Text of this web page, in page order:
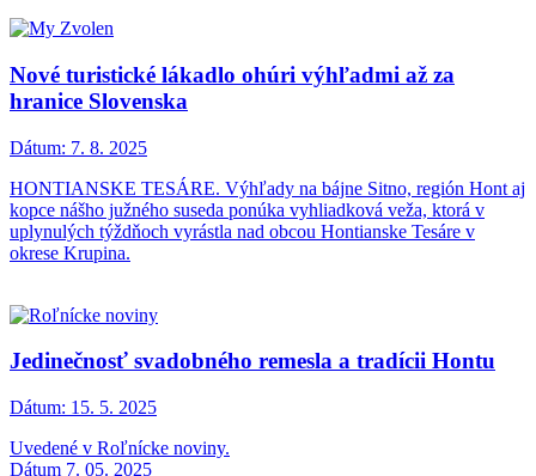
Nové turistické lákadlo ohúri výhľadmi až za
hranice Slovenska
Dátum: 7. 8. 2025
HONTIANSKE TESÁRE. Výhľady na bájne Sitno, región Hont aj
kopce nášho južného suseda ponúka vyhliadková veža, ktorá v
uplynulých týždňoch vyrástla nad obcou Hontianske Tesáre v
okrese Krupina.
Jedinečnosť svadobného remesla a tradícii Hontu
Dátum: 15. 5. 2025
Uvedené v Roľnícke noviny.
Dátum 7. 05. 2025